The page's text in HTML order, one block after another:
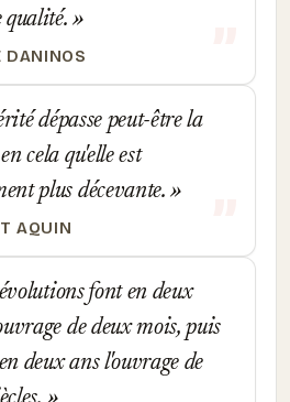
qualité.
DANINOS
dépasse peut-être la
cela qu'elle est
plus décevante.
AQUIN
font en deux
de deux mois, puis
deux ans l'ouvrage de